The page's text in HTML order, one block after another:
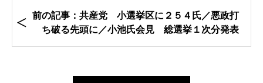
前の記事：共産党 小選挙区に２５４氏／悪政打
ち破る先頭に／小池氏会見 総選挙１次分発表